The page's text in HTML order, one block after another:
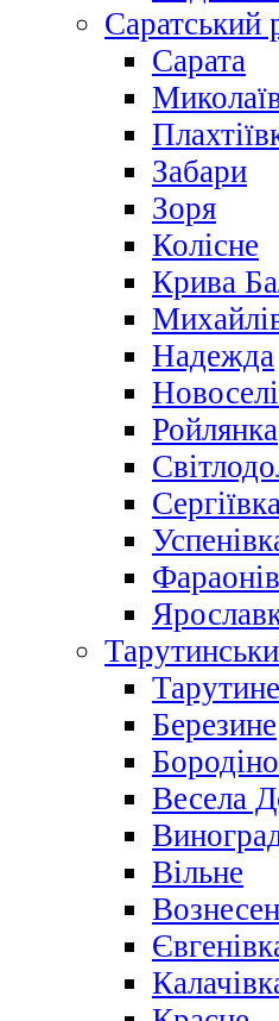
Саратський
Сарата
Забари
Зоря
Колісне
Крива
Надежда
Ройлянка
Тарутине
Березине
Бородіно
Весела
Вільне